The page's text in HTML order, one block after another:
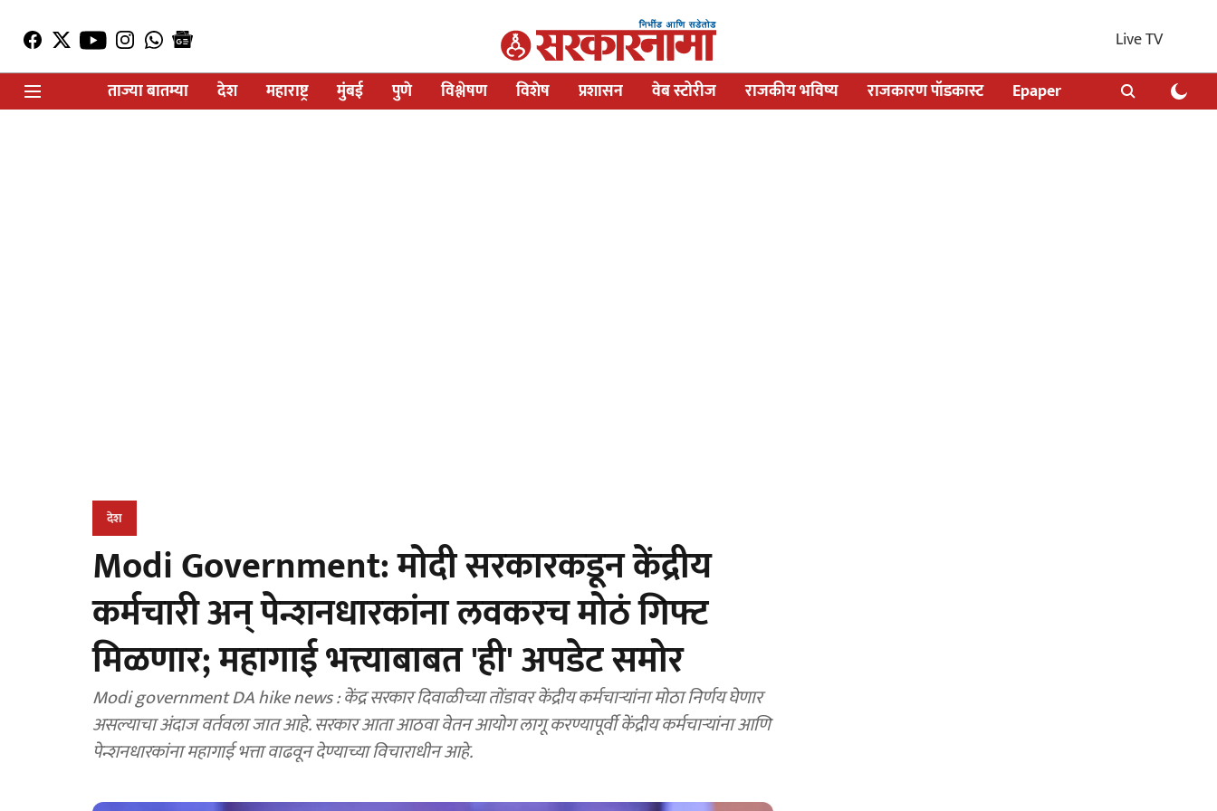
Live TV
ताज्या बातम्या
देश महाराष्ट्र मुंबई पुणे विश्लेषण विशेष प्रशासन वेब स्टोरीज राजकीय भविष्य राजकारण पॉडकास्ट Epaper
देश
Modi Government: मोदी सरकारकडून केंद्रीय
कर्मचारी अन् पेन्शनधारकांना लवकरच मोठं गिफ्ट
मिळणार; महागाई भत्त्याबाबत 'ही' अपडेट समोर
Modi government DA hike news : केंद्र सरकार दिवाळीच्या तोंडावर केंद्रीय कर्मचाऱ्यांना मोठा निर्णय घेणार
असल्याचा अंदाज वर्तवला जात आहे. सरकार आता आठवा वेतन आयोग लागू करण्यापूर्वी केंद्रीय कर्मचाऱ्यांना आणि
पेन्शनधारकांना महागाई भत्ता वाढवून देण्याच्या विचाराधीन आहे.